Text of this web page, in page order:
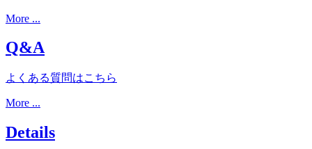
More ...
Q&A
よくある質問はこちら
More ...
Details